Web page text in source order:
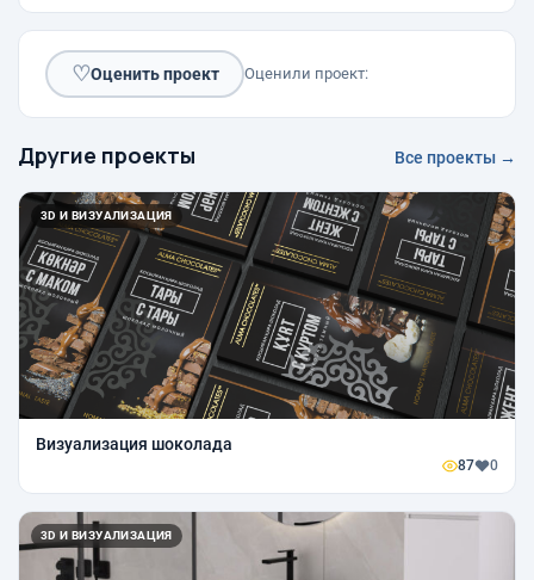
♡Оценить проект Оценили проект:
Другие проекты Все проекты →
3D И ВИЗУАЛИЗАЦИЯ
Визуализация шоколада
87 0
3D И ВИЗУАЛИЗАЦИЯ